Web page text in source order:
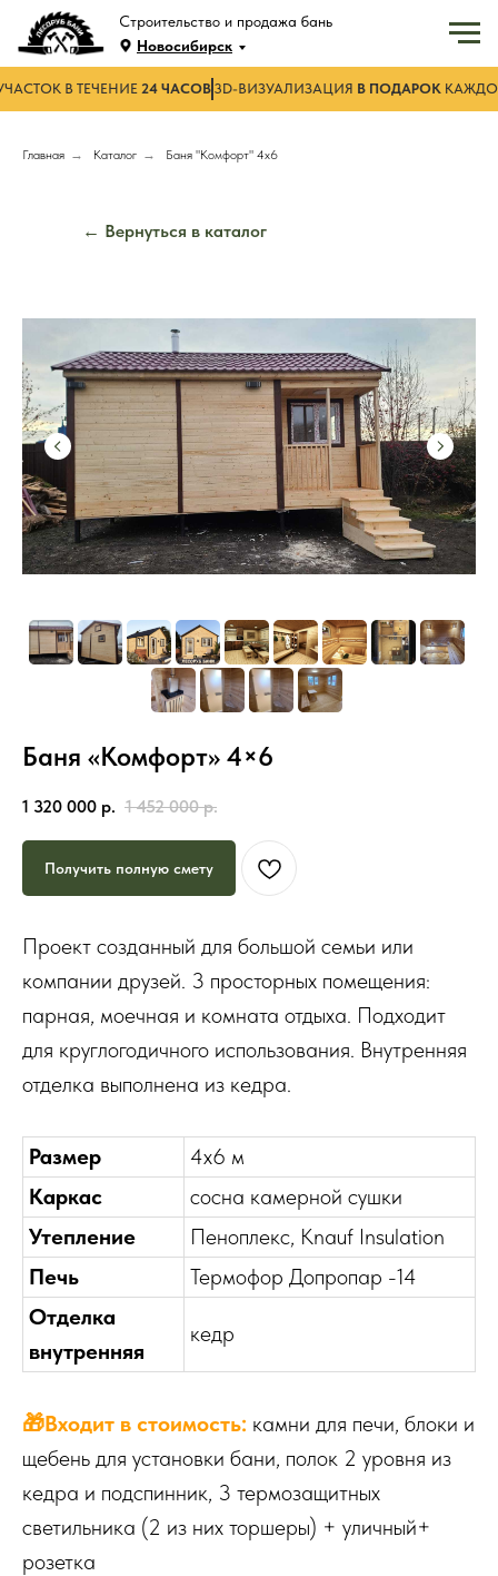
В ТЕЧЕНИЕ 24 ЧАСОВ 3D-ВИЗУАЛИЗАЦИЯ В ПОДАРОК
Строительство и продажа бань
Новосибирск
Главная → Каталог → Баня "Комфорт" 4х6
← Вернуться в каталог
Баня «Комфорт» 4×6
1 320 000 р. 1 452 000 р.
Получить полную смету
Проект созданный для большой семьи или
компании друзей. 3 просторных помещения:
парная, моечная и комната отдыха. Подходит
для круглогодичного использования. Внутренняя
отделка выполнена из кедра.
Размер
4х6 м
Каркас
сосна камерной сушки
Утепление
Пеноплекс, Knauf Insulation
Печь
Термофор Допропар -14
Отделка
внутренняя
кедр
🎁Входит в стоимость: камни для печи, блоки и
щебень для установки бани, полок 2 уровня из
кедра и подспинник, 3 термозащитных
светильника (2 из них торшеры) + уличный+
розетка